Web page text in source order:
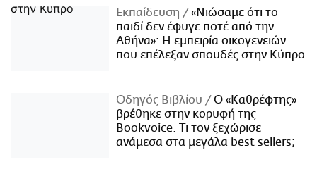
Εκπαίδευση
«Νιώσαμε ότι το
παιδί δεν έφυγε ποτέ από την
Αθήνα»: Η εμπειρία οικογενειών
που επέλεξαν σπουδές στην Κύπρο
Οδηγός Βιβλίου
Ο «Καθρέφτης»
βρέθηκε στην κορυφή της
Bookvoice. Τι τον ξεχώρισε
ανάμεσα στα μεγάλα best sellers;